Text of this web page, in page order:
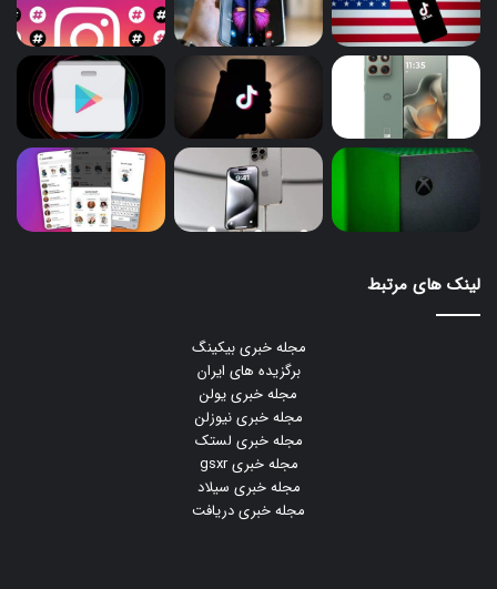
لینک های مرتبط
مجله خبری بیکینگ
برگزیده های ایران
مجله خبری یولن
مجله خبری نیوزلن
مجله خبری لستک
مجله خبری gsxr
مجله خبری سیلاد
مجله خبری دریافت